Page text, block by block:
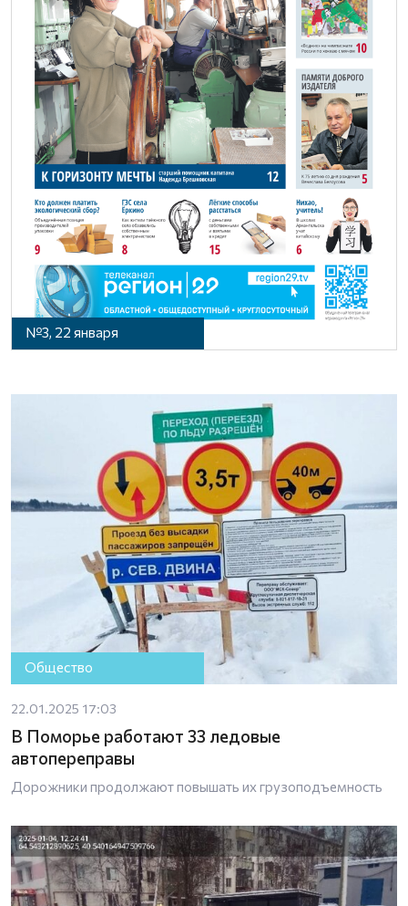
№3, 22 января
Общество
22.01.2025 17:03
В Поморье работают 33 ледовые
автопереправы
Дорожники продолжают повышать их грузоподъемность